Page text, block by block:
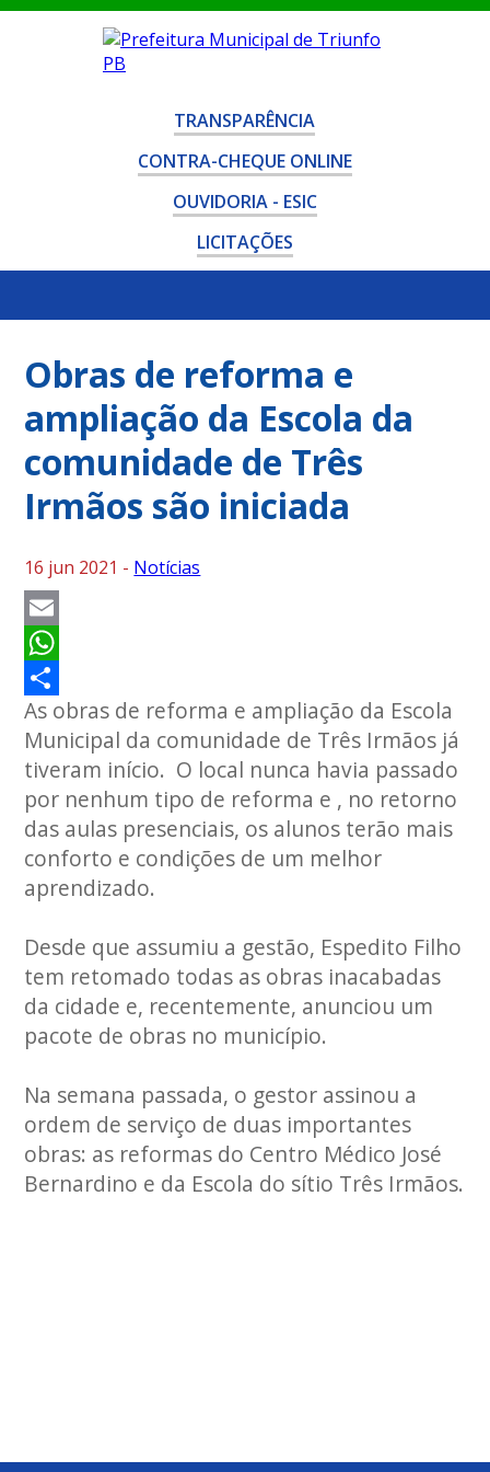
TRANSPARÊNCIA
CONTRA-CHEQUE ONLINE
OUVIDORIA - ESIC
LICITAÇÕES
Obras de reforma e
ampliação da Escola da
comunidade de Três
Irmãos são iniciada
16 jun 2021 - Notícias
Email
WhatsApp
Share
As obras de reforma e ampliação da Escola
Municipal da comunidade de Três Irmãos já
tiveram início. O local nunca havia passado
por nenhum tipo de reforma e , no retorno
das aulas presenciais, os alunos terão mais
conforto e condições de um melhor
aprendizado.
Desde que assumiu a gestão, Espedito Filho
tem retomado todas as obras inacabadas
da cidade e, recentemente, anunciou um
pacote de obras no município.
Na semana passada, o gestor assinou a
ordem de serviço de duas importantes
obras: as reformas do Centro Médico José
Bernardino e da Escola do sítio Três Irmãos.